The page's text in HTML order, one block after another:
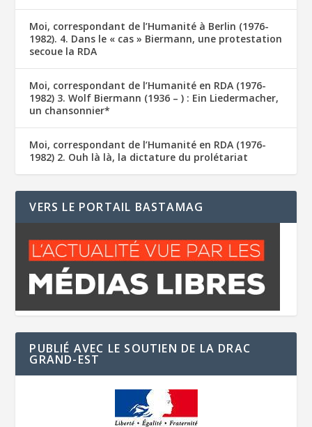
Moi, correspondant de l’Humanité à Berlin (1976-
1982). 4. Dans le « cas » Biermann, une protestation
secoue la RDA
Moi, correspondant de l’Humanité en RDA (1976-
1982) 3. Wolf Biermann (1936 – ) : Ein Liedermacher,
un chansonnier*
Moi, correspondant de l’Humanité en RDA (1976-
1982) 2. Ouh là là, la dictature du prolétariat
VERS LE PORTAIL BASTAMAG
PUBLIÉ AVEC LE SOUTIEN DE LA DRAC
GRAND-EST